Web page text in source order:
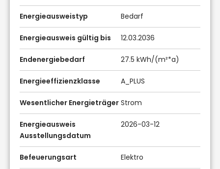
Energieausweistyp Bedarf
Energieausweis gültig bis 12.03.2036
Endenergiebedarf 27.5 kWh/(m²*a)
Energieeffizienzklasse A_PLUS
Wesentlicher Energieträger Strom
Energieausweis
Ausstellungsdatum
2026-03-12
Befeuerungsart Elektro